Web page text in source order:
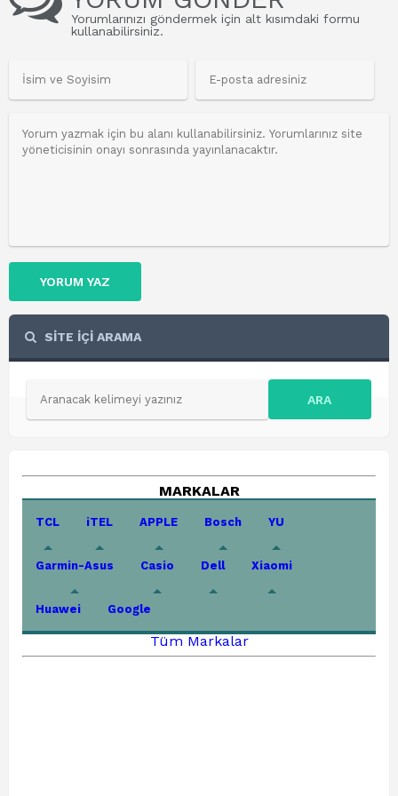
Yorumlarınızı göndermek için alt kısımdaki formu
kullanabilirsiniz.
YORUM YAZ
SİTE İÇİ ARAMA
ARA
MARKALAR
TCL iTEL APPLE Bosch YU
Garmin-Asus Casio Dell Xiaomi
Huawei Google
Tüm Markalar